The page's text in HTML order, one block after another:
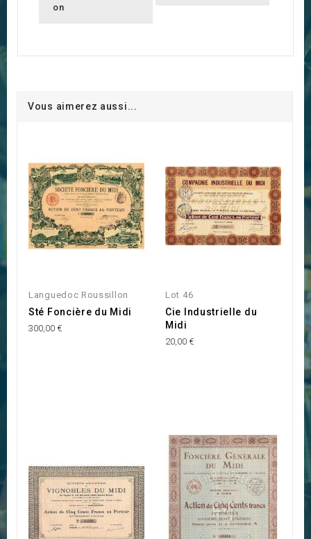
on
Vous aimerez aussi...
Languedoc Roussillon
Sté Foncière du Midi
300,00 €
Lot 46
Cie Industrielle du
Midi
20,00 €